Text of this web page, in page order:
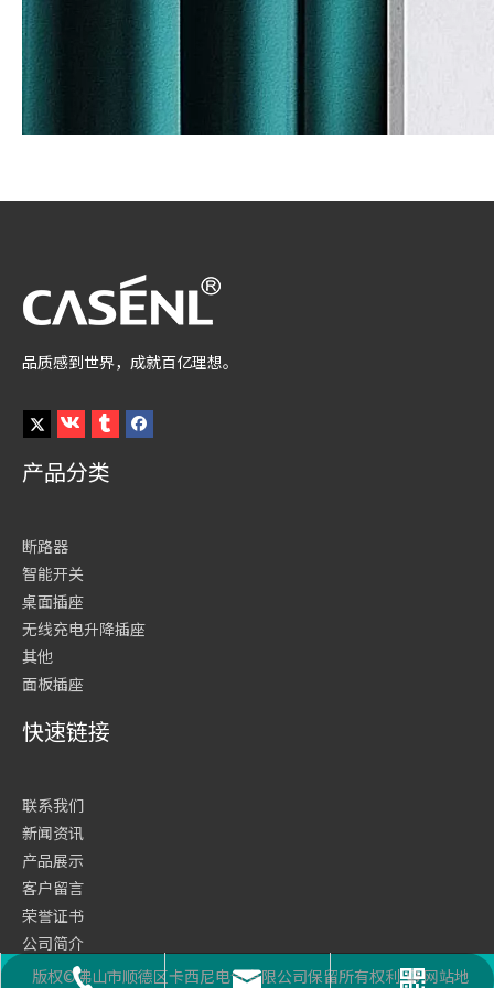
品质感到世界，成就百亿理想。
产品分类
断路器
智能开关
桌面插座
无线充电升降插座
其他
面板插座
座机号码
邮箱
二维码
快速链接
联系我们
新闻资讯
产品展示
客户留言
荣誉证书
公司简介
网站首页
版权©佛山市顺德区卡西尼电气有限公司保留所有权利 网站地